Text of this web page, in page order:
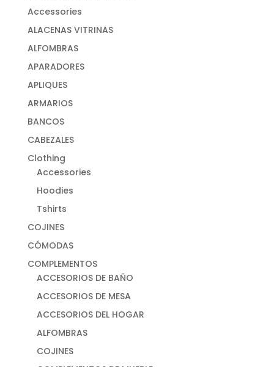
Accessories
ALACENAS VITRINAS
ALFOMBRAS
APARADORES
APLIQUES
ARMARIOS
BANCOS
CABEZALES
Clothing
Accessories
Hoodies
Tshirts
COJINES
CÓMODAS
COMPLEMENTOS
ACCESORIOS DE BAÑO
ACCESORIOS DE MESA
ACCESORIOS DEL HOGAR
ALFOMBRAS
COJINES